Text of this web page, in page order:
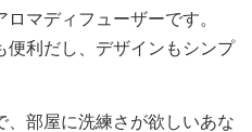
マディフューザーです。
便利だし、デザインもシンプ
部屋に洗練さが欲しいあな